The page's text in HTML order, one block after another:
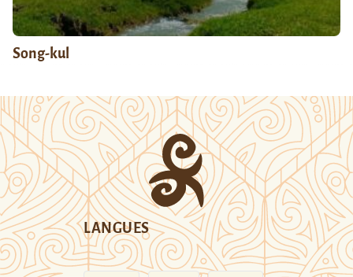
Song-kul
LANGUES